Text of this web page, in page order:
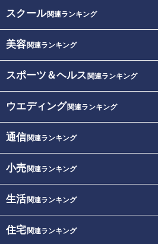
スクール関連ランキング
美容関連ランキング
スポーツ＆ヘルス 関連ランキング
ウエディング関連ランキング
通信関連ランキング
小売関連ランキング
生活関連ランキング
住宅関連ランキング